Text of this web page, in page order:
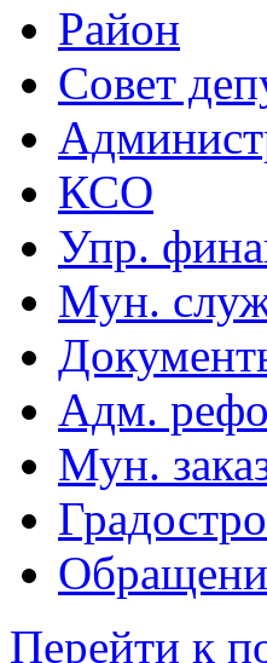
Район
Совет
КСО
Упр.
Мун.
Адм.
Мун.
Перейти к